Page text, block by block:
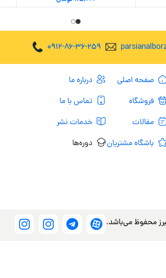
0912-86-36-259
صفحه اصلی
فروشگاه
مقالات
باشگاه مشتریان
درباره ما
تماس با ما
خدمات نشر
دوره‌ها
محفوظ می‌باشد.